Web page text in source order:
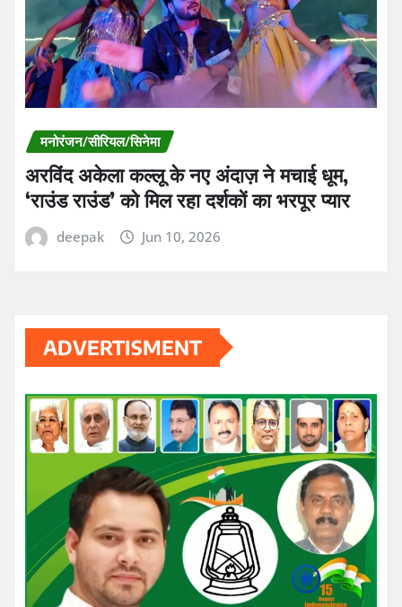
मनोरंजन/सीरियल/सिनेमा
अरविंद अकेला कल्लू के नए अंदाज़ ने मचाई धूम,
‘राउंड राउंड’ को मिल रहा दर्शकों का भरपूर प्यार
deepak Jun 10, 2026
ADVERTISMENT